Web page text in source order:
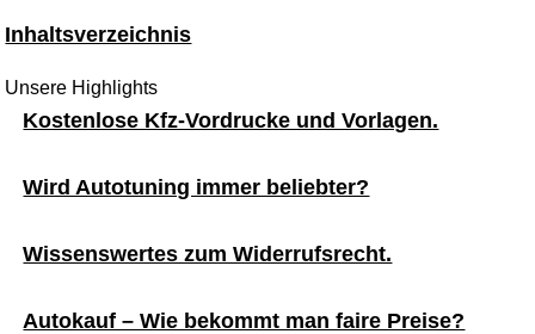
Inhaltsverzeichnis
Unsere Highlights
Kostenlose Kfz-Vordrucke und Vorlagen.
Wird Autotuning immer beliebter?
Wissenswertes zum Widerrufsrecht.
Autokauf – Wie bekommt man faire Preise?